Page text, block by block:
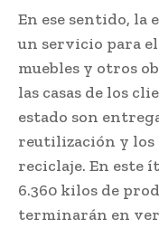
En ese sentido, la
un servicio para
muebles y otros
las casas de los
estado son
reutilización y los
reciclaje. En este
6.360 kilos de
terminarán en